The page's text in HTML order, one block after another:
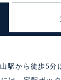
駅から徒歩5